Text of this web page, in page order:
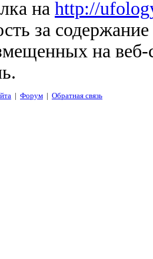
на http://
за
на
| Форум | Обратная связь